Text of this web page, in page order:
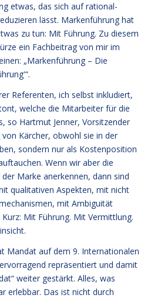
etwas, das sich auf rational-
lässt. Markenführung hat
zu tun: Mit Führung. Zu diesem
ein Fachbeitrag von mir im
„Markenführung – Die
Referenten, ich selbst inkludiert,
welche die Mitarbeiter für die
so Hartmut Jenner, Vorsitzender
Kärcher, obwohl sie in der
sondern nur als Kostenposition
Wenn wir aber die
Marke anerkennen, dann sind
qualitativen Aspekten, mit nicht
mit Ambiguität
Mit Führung. Mit Vermittlung.
Mandat auf dem 9. Internationalen
repräsentiert und damit
weiter gestärkt. Alles, was
erlebbar. Das ist nicht durch